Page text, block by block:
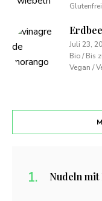
Juli 23,
Bio / Bis
Vegan /
Nudeln